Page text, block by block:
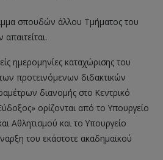
σπουδών άλλου Τμήματος του
ημερομηνίες καταχώρισης του
προτεινόμενων διδακτικών
διανομής στο Κεντρικό
ορίζονται από το Υπουργείο
Αθλητισμού και το Υπουργείο
του εκάστοτε ακαδημαϊκού